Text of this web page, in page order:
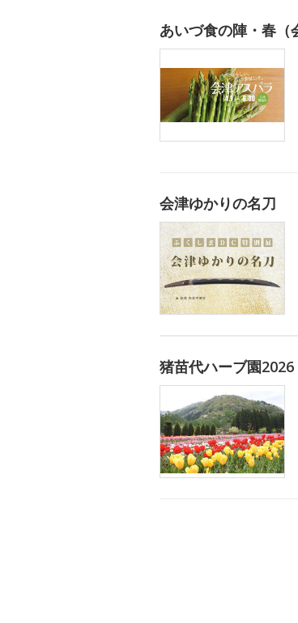
あいづ食の陣・春（
会津ゆかりの名刀
猪苗代ハーブ園